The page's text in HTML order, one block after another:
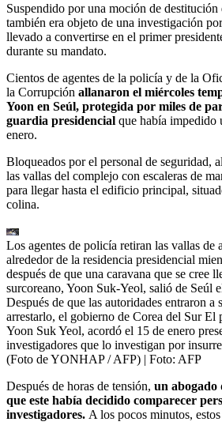
Suspendido por una moción de destitución
también era objeto de una investigación
llevado a convertirse en el primer
durante su mandato.
Cientos de agentes de la policía y de la
la Corrupción allanaron el miércoles
Yoon en Seúl, protegida por miles de
guardia presidencial que había impedido
enero.
Bloqueados por el personal de seguridad,
las vallas del complejo con escaleras de
para llegar hasta el edificio principal,
colina.
Los agentes de policía retiran las vallas de
alrededor de la residencia presidencial
después de que una caravana que se cree
surcoreano, Yoon Suk-Yeol, salió de Seúl
Después de que las autoridades entraron a
arrestarlo, el gobierno de Corea del Sur El
Yoon Suk Yeol, acordó el 15 de enero
investigadores que lo investigan por
(Foto de YONHAP / AFP) | Foto: AFP
Después de horas de tensión, un abogado
que este había decidido comparecer
investigadores. A los pocos minutos,